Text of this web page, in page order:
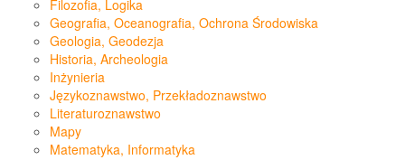
Filozofia, Logika
Geografia, Oceanografia, Ochrona Środowiska
Geologia, Geodezja
Historia, Archeologia
Inżynieria
Językoznawstwo, Przekładoznawstwo
Literaturoznawstwo
Mapy
Matematyka, Informatyka